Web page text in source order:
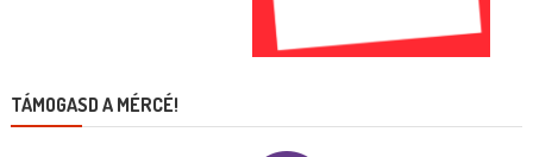
TÁMOGASD A MÉRCÉ!